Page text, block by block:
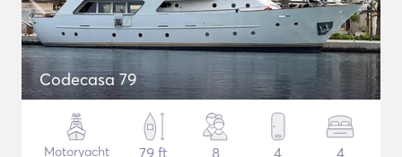
Codecasa 79
Motoryacht
79 ft
8 4 4